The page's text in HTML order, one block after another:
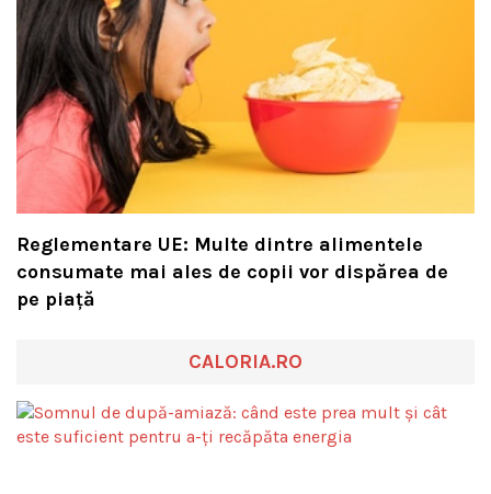
Reglementare UE: Multe dintre alimentele
consumate mai ales de copii vor dispărea de
pe piață
CALORIA.RO